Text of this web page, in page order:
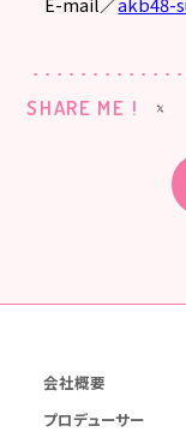
SHARE ME !
会社概要
プロデューサー